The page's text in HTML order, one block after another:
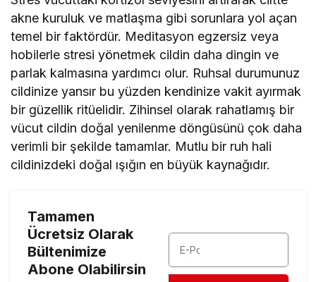
akne kuruluk ve matlaşma gibi sorunlara yol açan
temel bir faktördür. Meditasyon egzersiz veya
hobilerle stresi yönetmek cildin daha dingin ve
parlak kalmasına yardımcı olur. Ruhsal durumunuz
cildinize yansır bu yüzden kendinize vakit ayırmak
bir güzellik ritüelidir. Zihinsel olarak rahatlamış bir
vücut cildin doğal yenilenme döngüsünü çok daha
verimli bir şekilde tamamlar. Mutlu bir ruh hali
cildinizdeki doğal ışığın en büyük kaynağıdır.
Tamamen
Ücretsiz Olarak
Bültenimize
Abone Olabilirsin